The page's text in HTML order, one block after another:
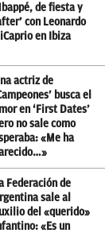
de fiesta y
con Leonardo
en Ibiza
actriz de
busca el
en ‘First Dates’
no sale como
«Me ha
Federación de
sale al
del «querido»
«Es un